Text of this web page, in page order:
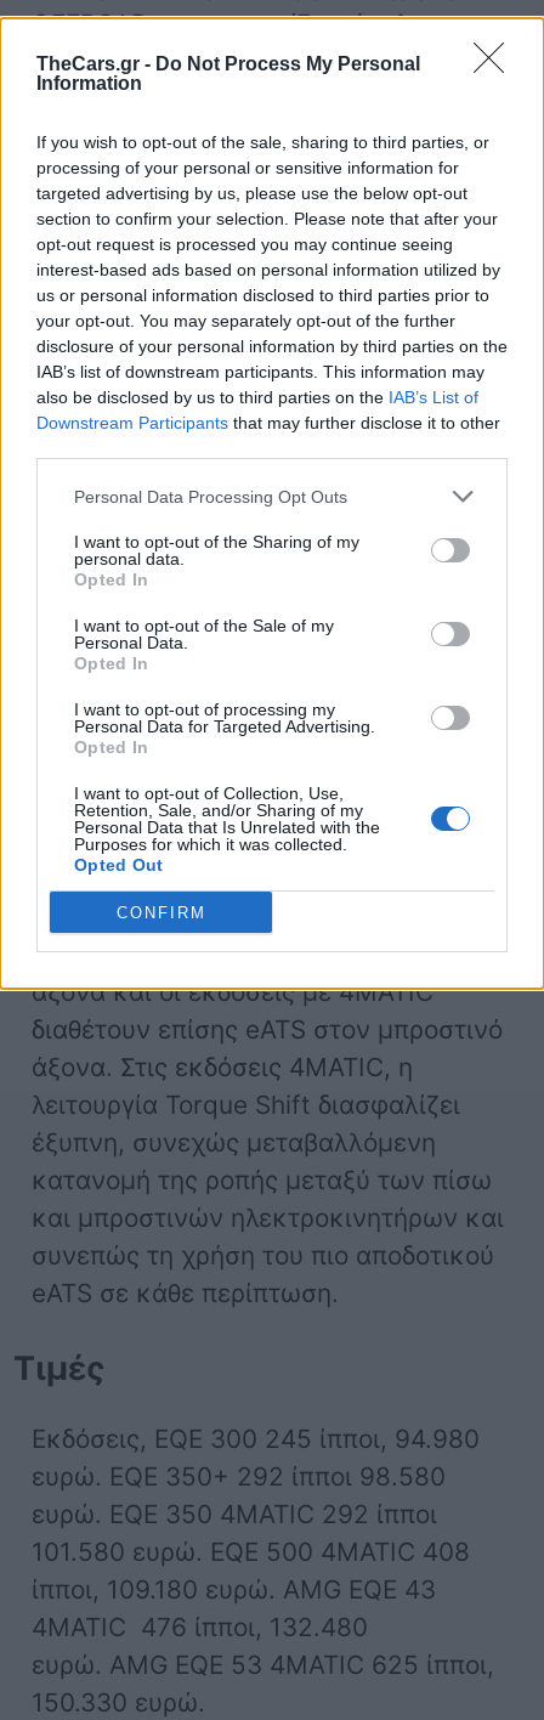
TheCars.gr - Do Not Process My Personal
Information
If you wish to opt-out of the sale, sharing to third parties, or
processing of your personal or sensitive information for
targeted advertising by us, please use the below opt-out
section to confirm your selection. Please note that after your
opt-out request is processed you may continue seeing
interest-based ads based on personal information utilized by
us or personal information disclosed to third parties prior to
your opt-out. You may separately opt-out of the further
disclosure of your personal information by third parties on the
IAB’s list of downstream participants. This information may
also be disclosed by us to third parties on the IAB’s List of
Downstream Participants that may further disclose it to other
Personal Data Processing Opt Outs
I want to opt-out of the Sharing of my
personal data.
Opted In
I want to opt-out of the Sale of my
Personal Data.
Opted In
I want to opt-out of processing my
Personal Data for Targeted Advertising.
Opted In
I want to opt-out of Collection, Use,
Retention, Sale, and/or Sharing of my
Personal Data that Is Unrelated with the
Purposes for which it was collected.
Opted Out
CONFIRM
OFFROAD, αντιμετωπίζει εύκολα και το
περιορισμένης δυσκολίας off road.
Μοιράζεται το μακρύ μεταξόνιο (3.210
χιλ.) με την EQS Saloon, αλλά είναι
πάνω από 20 εκατ. υψηλότερη.
Εξωτερικές διαστάσεις: μήκος 5.125,
κατανομή της ροπής
Όλες οι εκδόσεις της EQS SUV
διαθέτουν ηλεκτρικό σύστημα
μετάδοσης κίνησης (eATS) στον πίσω
άξονα και οι εκδόσεις με 4MATIC
διαθέτουν επίσης eATS στον μπροστινό
άξονα. Στις εκδόσεις 4MATIC, η
λειτουργία Torque Shift διασφαλίζει
έξυπνη, συνεχώς μεταβαλλόμενη
κατανομή της ροπής μεταξύ των πίσω
και μπροστινών ηλεκτροκινητήρων και
συνεπώς τη χρήση του πιο αποδοτικού
eATS σε κάθε περίπτωση.
Τιμές
Εκδόσεις, EQE 300 245 ίπποι, 94.980
ευρώ. EQE 350+ 292 ίπποι 98.580
ευρώ. EQE 350 4MATIC 292 ίπποι
101.580 ευρώ. ΕQE 500 4MATIC 408
ίπποι, 109.180 ευρώ. AMG EQE 43
4MATIC 476 ίπποι, 132.480
ευρώ. AMG EQE 53 4MATIC 625 ίπποι,
150.330 ευρώ.